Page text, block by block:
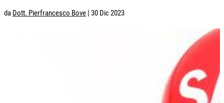
da Dott. Pierfrancesco Bove | 30 Dic 2023